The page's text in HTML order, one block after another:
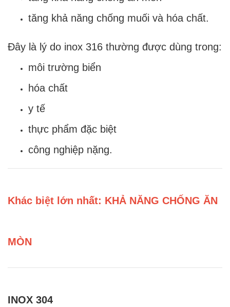
tăng khả năng chống muối và hóa chất.
Đây là lý do inox 316 thường được dùng trong:
môi trường biển
hóa chất
y tế
thực phẩm đặc biệt
công nghiệp nặng.
Khác biệt lớn nhất: KHẢ NĂNG CHỐNG ĂN
MÒN
INOX 304